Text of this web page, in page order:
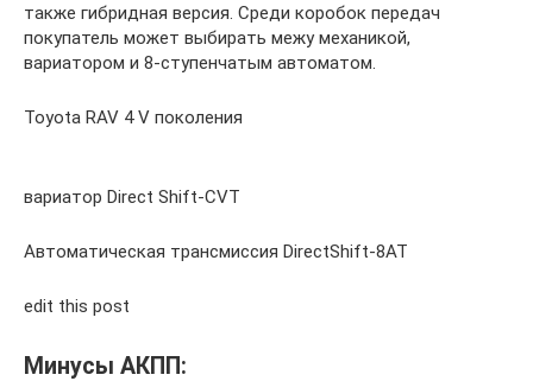
также гибридная версия. Среди коробок передач
покупатель может выбирать межу механикой,
вариатором и 8-ступенчатым автоматом.
Toyota RAV 4 V поколения
вариатор Direct Shift-CVT
Автоматическая трансмиссия DirectShift-8AT
edit this post
Минусы АКПП: